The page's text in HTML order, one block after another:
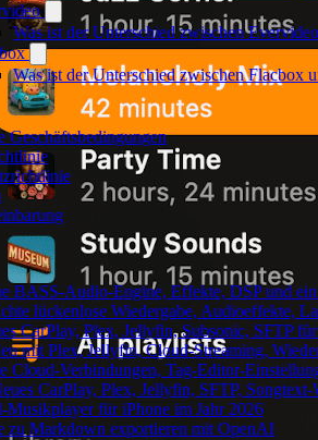
Was ist der Unterschied zwischen
Was ist der Unterschied zwischen Flacbox
Geschäftsbedingungen
BASS-Audio-Engine, Effekte, DSP und
lückenlose Wiedergabe, Audioeffekte,
CarPlay, Plex, Jellyfin, Subsonic, SFTP
mit Plex, Jellyfin, Cloud-Streaming,
Cloud-Verbindungen, Tag-Editor-
CarPlay, Plex, Jellyfin, SFTP, Songtext-
Musikplayer für iPhone im Jahr 2026
zu Markdown exportieren mit OpenAI